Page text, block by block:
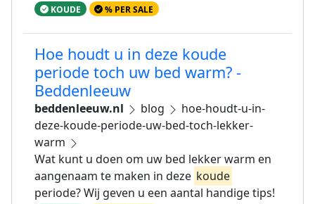
KOUDE % PER SALE
Hoe houdt u in deze koude
periode toch uw bed warm? -
Beddenleeuw
beddenleeuw.nl blog
hoe-houdt-u-in-
deze-koude-periode-uw-bed-toch-lekker-
warm
Wat kunt u doen om uw bed lekker warm en
aangenaam te maken in deze koude
periode? Wij geven u een aantal handige tips!